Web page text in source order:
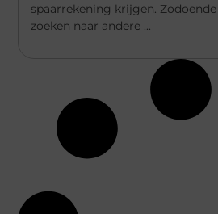
spaarrekening krijgen.
zoeken naar andere ...